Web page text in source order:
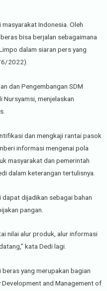
Indonesia. Oleh
bisa berjalan sebagaimana
dalam siaran pers yang
6/2022).
dan Pengembangan SDM
Nursyamsi, menjelaskan
dan mengkaji rantai pasok
informasi mengenai pola
masyarakat dan pemerintah
dalam keterangan tertulisnya.
dapat dijadikan sebagai bahan
pangan.
nilai alur produk, alur informasi
kata Dedi lagi.
yang merupakan bagian
and Management of